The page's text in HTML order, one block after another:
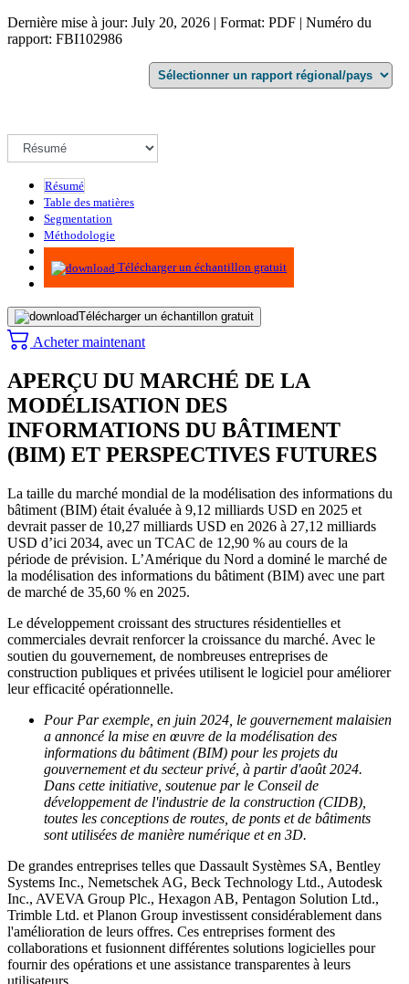
Dernière mise à jour: July 20, 2026 | Format: PDF | Numéro du
rapport: FBI102986
Résumé
Table des matières
Segmentation
Méthodologie
Infographie
Télécharger un échantillon gratuit
Télécharger un échantillon gratuit
Acheter maintenant
APERÇU DU MARCHÉ DE LA
MODÉLISATION DES
INFORMATIONS DU BÂTIMENT
(BIM) ET PERSPECTIVES FUTURES
La taille du marché mondial de la modélisation des informations du
bâtiment (BIM) était évaluée à 9,12 milliards USD en 2025 et
devrait passer de 10,27 milliards USD en 2026 à 27,12 milliards
USD d’ici 2034, avec un TCAC de 12,90 % au cours de la
période de prévision. L’Amérique du Nord a dominé le marché de
la modélisation des informations du bâtiment (BIM) avec une part
de marché de 35,60 % en 2025.
Le développement croissant des structures résidentielles et
commerciales devrait renforcer la croissance du marché. Avec le
soutien du gouvernement, de nombreuses entreprises de
construction publiques et privées utilisent le logiciel pour améliorer
leur efficacité opérationnelle.
Pour Par exemple, en juin 2024, le gouvernement malaisien
a annoncé la mise en œuvre de la modélisation des
informations du bâtiment (BIM) pour les projets du
gouvernement et du secteur privé, à partir d'août 2024.
Dans cette initiative, soutenue par le Conseil de
développement de l'industrie de la construction (CIDB),
toutes les conceptions de routes, de ponts et de bâtiments
sont utilisées de manière numérique et en 3D.
De grandes entreprises telles que Dassault Systèmes SA, Bentley
Systems Inc., Nemetschek AG, Beck Technology Ltd., Autodesk
Inc., AVEVA Group Plc., Hexagon AB, Pentagon Solution Ltd.,
Trimble Ltd. et Planon Group investissent considérablement dans
l'amélioration de leurs offres. Ces entreprises forment des
collaborations et fusionnent différentes solutions logicielles pour
fournir des opérations et une assistance transparentes à leurs
utilisateurs.